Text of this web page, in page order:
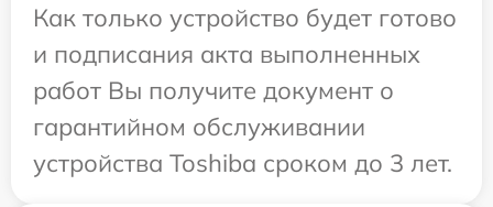
Как только устройство будет готово
и подписания акта выполненных
работ Вы получите документ о
гарантийном обслуживании
устройства Toshiba сроком до 3 лет.